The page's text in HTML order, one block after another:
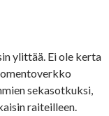
ylittää. Ei ole kerta
sekasotkuksi,
raiteilleen.